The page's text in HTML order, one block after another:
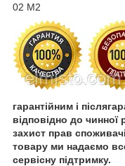
02 М2
гарантійним і
відповідно до чинної
захист прав
товару ми надаємо
сервісну підтримку.